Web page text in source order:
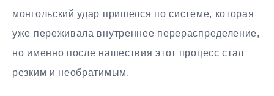
монгольский удар пришелся по системе, которая
уже переживала внутреннее перераспределение,
но именно после нашествия этот процесс стал
резким и необратимым.